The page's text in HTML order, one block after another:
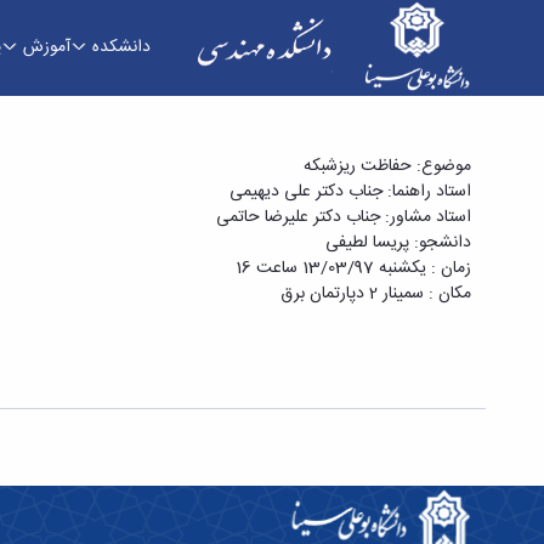
دانشکده آموزش
سمینار کارشناسی ارشد خانم پریسا لطیفی با
موضوع: حفاظت ریزشبکه
استاد راهنما: جناب دکتر علی دیهیمی
استاد مشاور: جناب دکتر علیرضا حاتمی
دانشجو: پریسا لطیفی
زمان : یکشنبه 13/03/97 ساعت 16
مکان : سمینار 2 دپارتمان برق